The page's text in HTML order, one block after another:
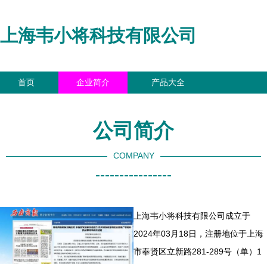
上海韦小将科技有限公司
首页 企业简介 产品大全
公司简介
COMPANY
----------------
上海韦小将科技有限公司成立于
2024年03月18日，注册地位于上海
市奉贤区立新路281-289号（单）1